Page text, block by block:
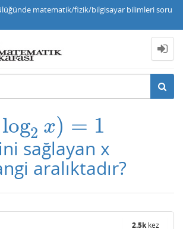
matematik/fizik/bilgisayar bilimleri soru
log2 x) = 1
2x)=1
sağlayan x
aralıktadır?
2.5kkez